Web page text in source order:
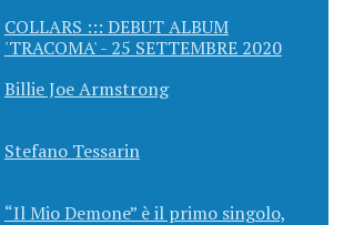
COLLARS ::: DEBUT ALBUM
'TRACOMA' - 25 SETTEMBRE 2020
Billie Joe Armstrong
Stefano Tessarin
“Il Mio Demone” è il primo singolo,